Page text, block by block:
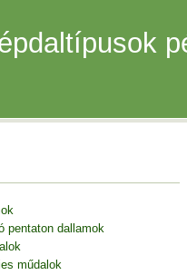
pentaton dallamok
műdalok